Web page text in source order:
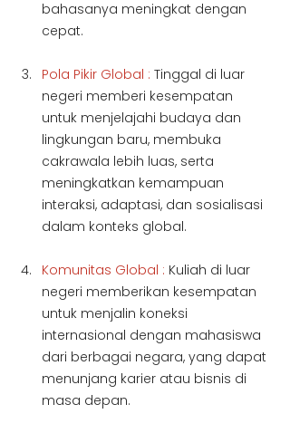
bahasanya meningkat dengan
cepat.
Pola Pikir Global : Tinggal di luar
negeri memberi kesempatan
untuk menjelajahi budaya dan
lingkungan baru, membuka
cakrawala lebih luas, serta
meningkatkan kemampuan
interaksi, adaptasi, dan sosialisasi
dalam konteks global.
Komunitas Global : Kuliah di luar
negeri memberikan kesempatan
untuk menjalin koneksi
internasional dengan mahasiswa
dari berbagai negara, yang dapat
menunjang karier atau bisnis di
masa depan.